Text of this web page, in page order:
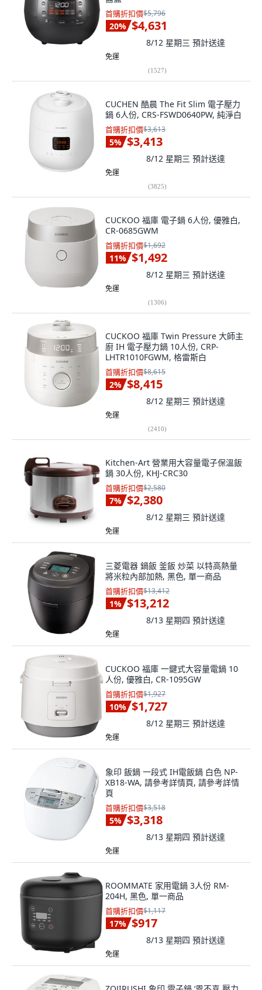
首購折扣價$5,796
20% $4,631
8/12 星期三 預計送達
免運
(1527)
CUCHEN 酷晨 The Fit Slim 電子壓力
鍋 6人份, CRS-FSWD0640PW, 純淨白
首購折扣價$3,613
5% $3,413
8/12 星期三 預計送達
免運
(3825)
CUCKOO 福庫 電子鍋 6人份, 優雅白,
CR-0685GWM
首購折扣價$1,692
11% $1,492
8/12 星期三 預計送達
免運
(1306)
CUCKOO 福庫 Twin Pressure 大師主
廚 IH 電子壓力鍋 10人份, CRP-
LHTR1010FGWM, 格雷斯白
首購折扣價$8,615
2% $8,415
8/12 星期三 預計送達
免運
(2410)
Kitchen-Art 營業用大容量電子保溫飯
鍋 30人份, KHJ-CRC30
首購折扣價$2,580
7% $2,380
8/12 星期三 預計送達
免運
三菱電器 鍋飯 釜飯 炒菜 以特高熱量
將米粒內部加熱, 黑色, 單一商品
首購折扣價$13,412
1% $13,212
8/13 星期四 預計送達
免運
CUCKOO 福庫 一鍵式大容量電鍋 10
人份, 優雅白, CR-1095GW
首購折扣價$1,927
10% $1,727
8/12 星期三 預計送達
免運
象印 飯鍋 一段式 IH電飯鍋 白色 NP-
XB18-WA, 請參考詳情頁, 請參考詳情
頁
首購折扣價$3,518
5% $3,318
8/13 星期四 預計送達
免運
ROOMMATE 家用電鍋 3人份 RM-
204H, 黑色, 單一商品
首購折扣價$1,117
17% $917
8/13 星期四 預計送達
免運